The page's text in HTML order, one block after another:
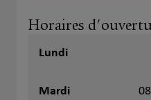
Horaires
Lundi
Mardi